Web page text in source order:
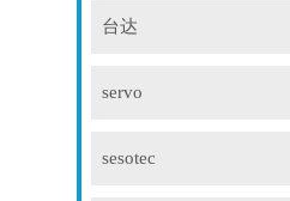
台达
servo
sesotec